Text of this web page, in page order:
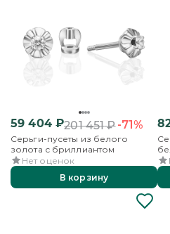
59 404₽201 451₽-71%
Серьги-пусеты из белого
золота с бриллиантом
Нет оценок
В корзину